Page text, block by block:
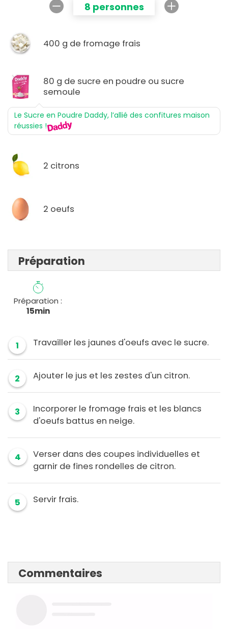
8 personnes
400 g de fromage frais
80 g de sucre en poudre ou sucre
semoule
Le Sucre en Poudre Daddy, l’allié des confitures maison
réussies !
2 citrons
2 oeufs
Préparation
Préparation :
15min
1 Travailler les jaunes d'oeufs avec le sucre.
2 Ajouter le jus et les zestes d'un citron.
3
Incorporer le fromage frais et les blancs
d'oeufs battus en neige.
4
Verser dans des coupes individuelles et
garnir de fines rondelles de citron.
5 Servir frais.
Commentaires